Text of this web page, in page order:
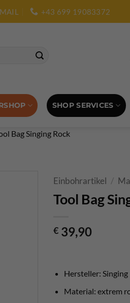
+43 699 19083372
SHOP SERVICES
Bag Singing Rock
Einbohrartikel /
Tool Bag
€ 39,90
Hersteller: Singing
Material: extrem